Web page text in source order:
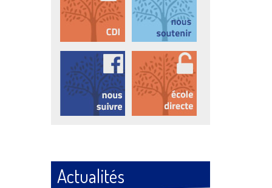
Actualités